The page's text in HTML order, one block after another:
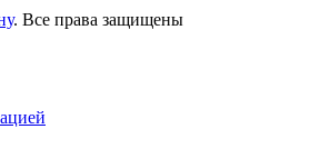
. Все права защищены